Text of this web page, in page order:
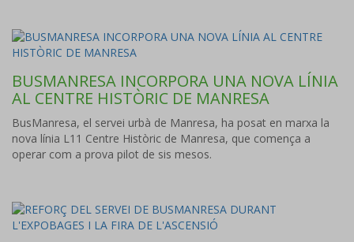
BUSMANRESA INCORPORA UNA NOVA LÍNIA
AL CENTRE HISTÒRIC DE MANRESA
BusManresa, el servei urbà de Manresa, ha posat en marxa la
nova línia L11 Centre Històric de Manresa, que comença a
operar com a prova pilot de sis mesos.